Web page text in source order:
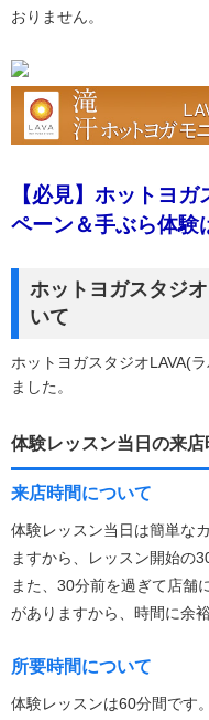
おりません。
【必見】ホットヨ
ペーン＆手ぶら体験
ホットヨガスタジ
いて
ホットヨガスタジオLAVA(
ました。
体験レッスン当日の来店
来店時間について
体験レッスン当日は簡単な
ますから、レッスン開始の
また、30分前を過ぎて店舗
がありますから、時間に余
所要時間について
体験レッスンは60分間です。